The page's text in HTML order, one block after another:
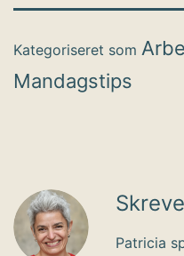
Kategoriseret som
Mandagstips
Patricia